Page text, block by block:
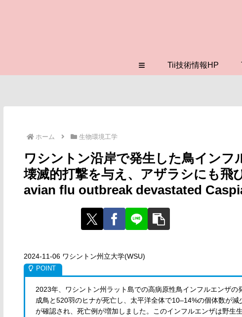
≡ Tii技術情報HP
ホーム 生物環境工学
ワシントン沿岸で発生した鳥イン
壊滅的打撃を与え、アザラシにも
avian flu outbreak devastated
2024-11-06 ワシントン州立大学(WSU)
2023年、ワシントン州ラット島での高病原性鳥インフルエンザ
成鳥と520羽のヒナが死亡し、太平洋全体で10–14%の個体数が
が確認され、死亡例が増加しました。このインフルエンザは野生